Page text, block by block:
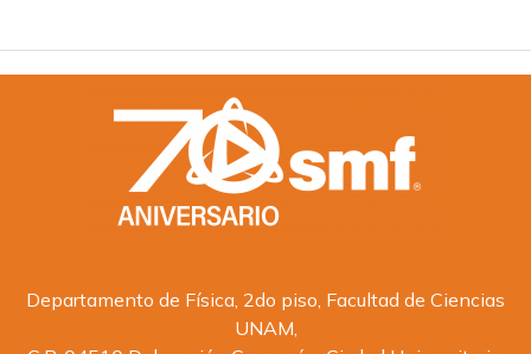
Departamento de Física, 2do piso, Facultad de Ciencias
UNAM,